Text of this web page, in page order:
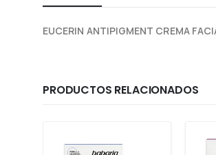
EUCERIN ANTIPIGMENT CREMA
PRODUCTOS RELACIONADOS